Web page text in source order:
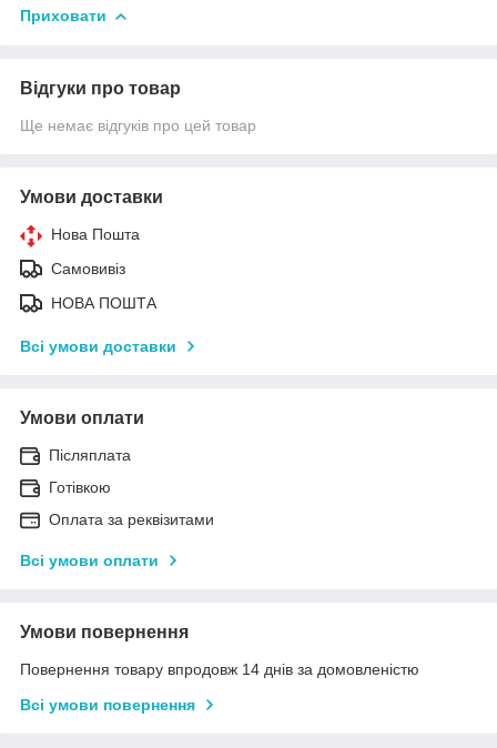
Приховати
Відгуки про товар
Ще немає відгуків про цей товар
Умови доставки
Нова Пошта
Самовивіз
НОВА ПОШТА
Всі умови доставки
Умови оплати
Післяплата
Готівкою
Оплата за реквізитами
Всі умови оплати
Умови повернення
Повернення товару впродовж 14 днів за домовленістю
Всі умови повернення